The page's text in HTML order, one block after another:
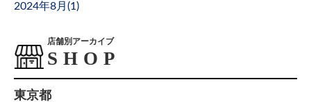
2024年8月(1 )
店舗別アーカイブ
東京都